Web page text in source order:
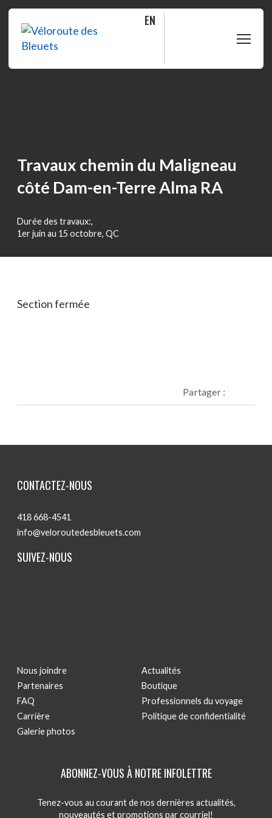
EN
BOUTIQUE
À PROPOS
MOITIÉ-MOITIÉ
Travaux chemin du Maligneau
côté Dam-en-Terre Alma RA
Durée des travaux:,
1er juin au 15 octobre, QC
Section fermée
Partager :
CONTACTEZ-NOUS
418 668-4541
info@veloroutedesbleuets.com
SUIVEZ-NOUS
Nous joindre
Partenaires
FAQ
Carrière
Galerie photos
Actualités
Boutique
Professionnels du voyage
Politique de confidentialité
ABONNEZ-VOUS À NOTRE INFOLETTRE
Tenez-vous au courant de nos dernières actualités,
nouveautés et promotions par courriel!